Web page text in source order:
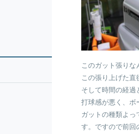
このガット張り
この張り上げた
そして時間の経過
打球感が悪く、ボ
ガットの種類よっ
す。ですので前回